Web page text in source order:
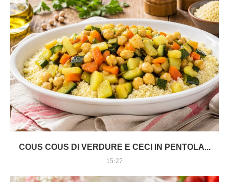
COUS COUS DI VERDURE E CECI IN PENTOLA...
15:27